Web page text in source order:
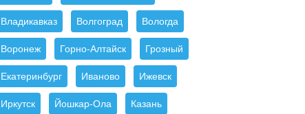
Владикавказ Волгоград Вологда
Воронеж Горно-Алтайск Грозный
Екатеринбург Иваново Ижевск
Иркутск Йошкар-Ола Казань